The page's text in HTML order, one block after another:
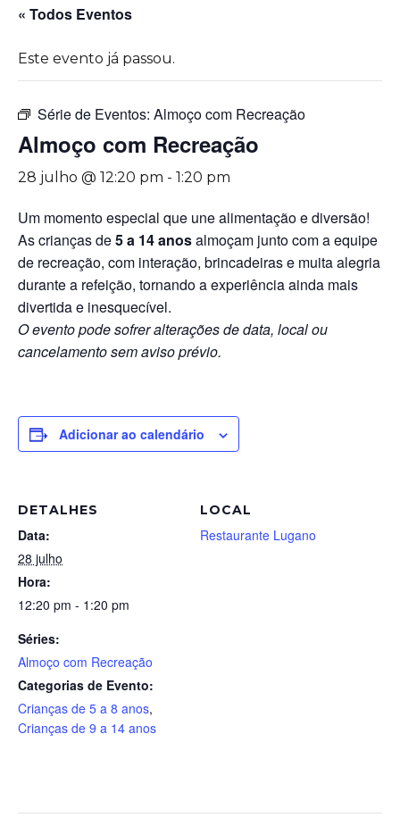
« Todos Eventos
Este evento já passou.
Série de Eventos: Almoço com Recreação
Almoço com Recreação
28 julho @ 12:20 pm - 1:20 pm
Um momento especial que une alimentação e diversão!
As crianças de5 a 14 anosalmoçam junto com a equipe
de recreação, com interação, brincadeiras e muita alegria
durante a refeição, tornando a experiência ainda mais
divertida e inesquecível.
O evento pode sofrer alterações de data, local ou
cancelamento sem aviso prévio.
Adicionar ao calendário
DETALHES
Data:
28 julho
Hora:
12:20 pm - 1:20 pm
Séries:
Almoço com Recreação
Categorias de Evento:
Crianças de 5 a 8 anos,
Crianças de 9 a 14 anos
LOCAL
Restaurante Lugano